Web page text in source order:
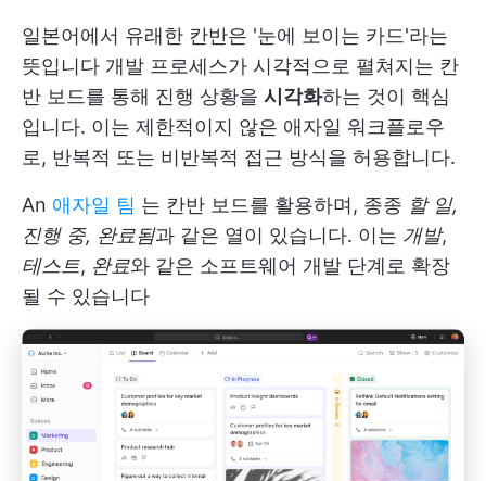
일본어에서 유래한 칸반은 '눈에 보이는 카드'라는
뜻입니다 개발 프로세스가 시각적으로 펼쳐지는 칸
반 보드를 통해 진행 상황을 시각화하는 것이 핵심
입니다. 이는 제한적이지 않은 애자일 워크플로우
로, 반복적 또는 비반복적 접근 방식을 허용합니다.
An 애자일 팀 는 칸반 보드를 활용하며, 종종 할 일,
진행 중, 완료됨과 같은 열이 있습니다. 이는 개발,
테스트, 완료와 같은 소프트웨어 개발 단계로 확장
될 수 있습니다